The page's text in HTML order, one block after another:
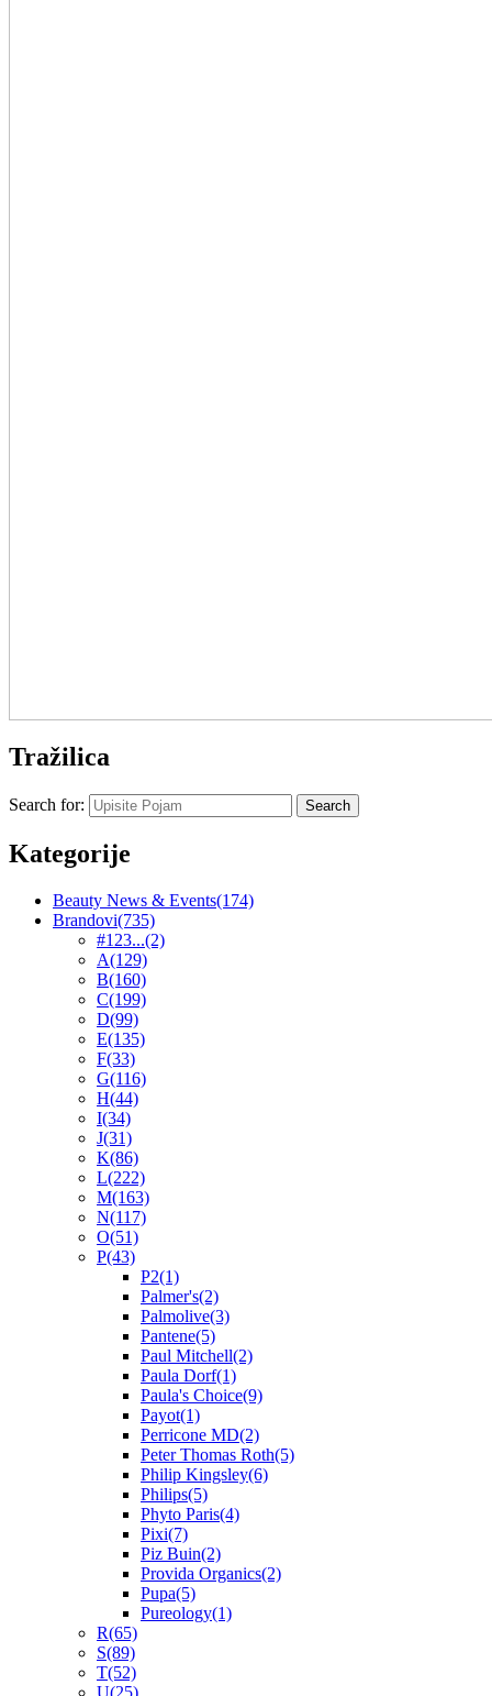
Tražilica
Search for:
Kategorije
Beauty News & Events(174)
Brandovi(735)
#123...(2)
A(129)
B(160)
C(199)
D(99)
E(135)
F(33)
G(116)
H(44)
I(34)
J(31)
K(86)
L(222)
M(163)
N(117)
O(51)
P(43)
P2(1)
Palmer's(2)
Palmolive(3)
Pantene(5)
Paul Mitchell(2)
Paula Dorf(1)
Paula's Choice(9)
Payot(1)
Perricone MD(2)
Peter Thomas Roth(5)
Philip Kingsley(6)
Philips(5)
Phyto Paris(4)
Pixi(7)
Piz Buin(2)
Provida Organics(2)
Pupa(5)
Pureology(1)
R(65)
S(89)
T(52)
U(25)